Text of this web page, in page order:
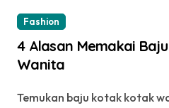
Fashion
4 Alasan Memakai
Wanita
Temukan baju kotak kotak wanita yang elegan dan